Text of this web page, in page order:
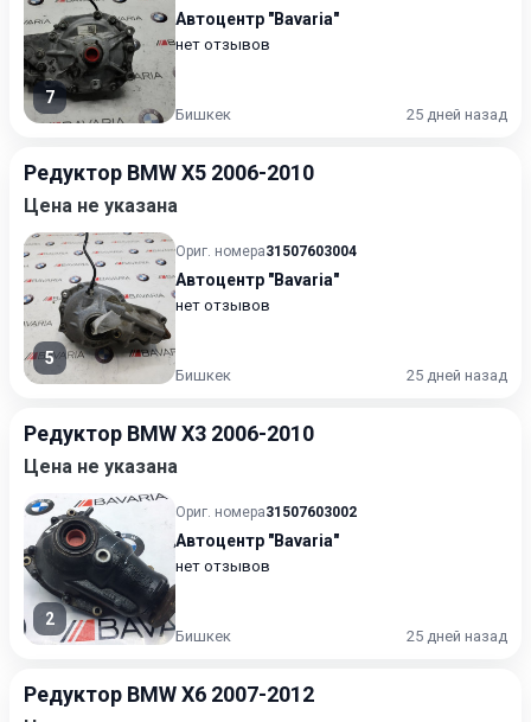
7
Автоцентр "Bavaria"
нет отзывов
Бишкек 25 дней назад
Редуктор BMW X5 2006-2010
Цена не указана
5
Ориг. номера31507603004
Автоцентр "Bavaria"
нет отзывов
Бишкек 25 дней назад
Редуктор BMW X3 2006-2010
Цена не указана
2
Ориг. номера31507603002
Автоцентр "Bavaria"
нет отзывов
Бишкек 25 дней назад
Редуктор BMW X6 2007-2012